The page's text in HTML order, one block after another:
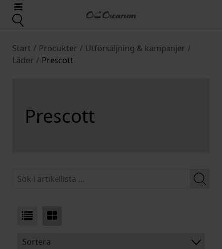
Start / Produkter / Utförsäljning & kampanjer /
Läder / Prescott
Prescott
Sortera